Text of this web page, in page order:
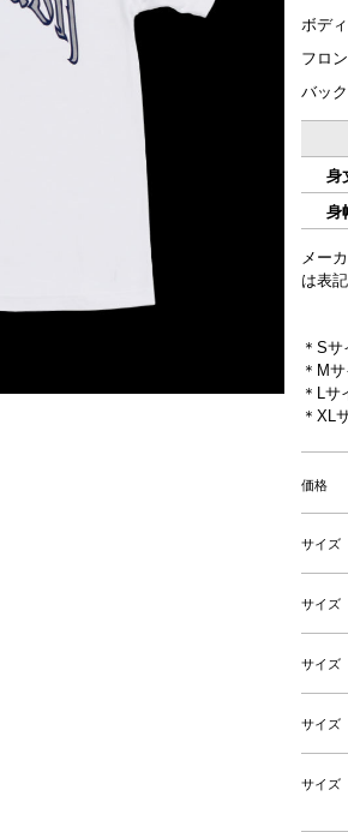
ボデ
フロ
バッ
身
身
メー
は表
＊S
＊M
＊Lサ
＊XL
価格
サイズ
サイズ
サイズ
サイズ
サイズ